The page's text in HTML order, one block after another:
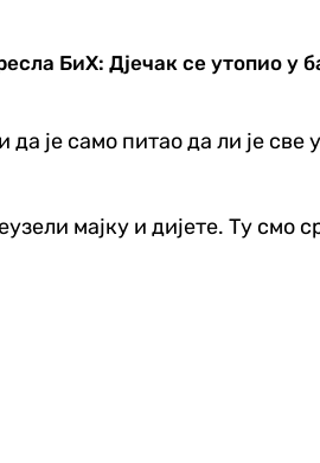
БиХ: Дјечак се утопио у
је само питао да ли је
мајку и дијете. Ту смо